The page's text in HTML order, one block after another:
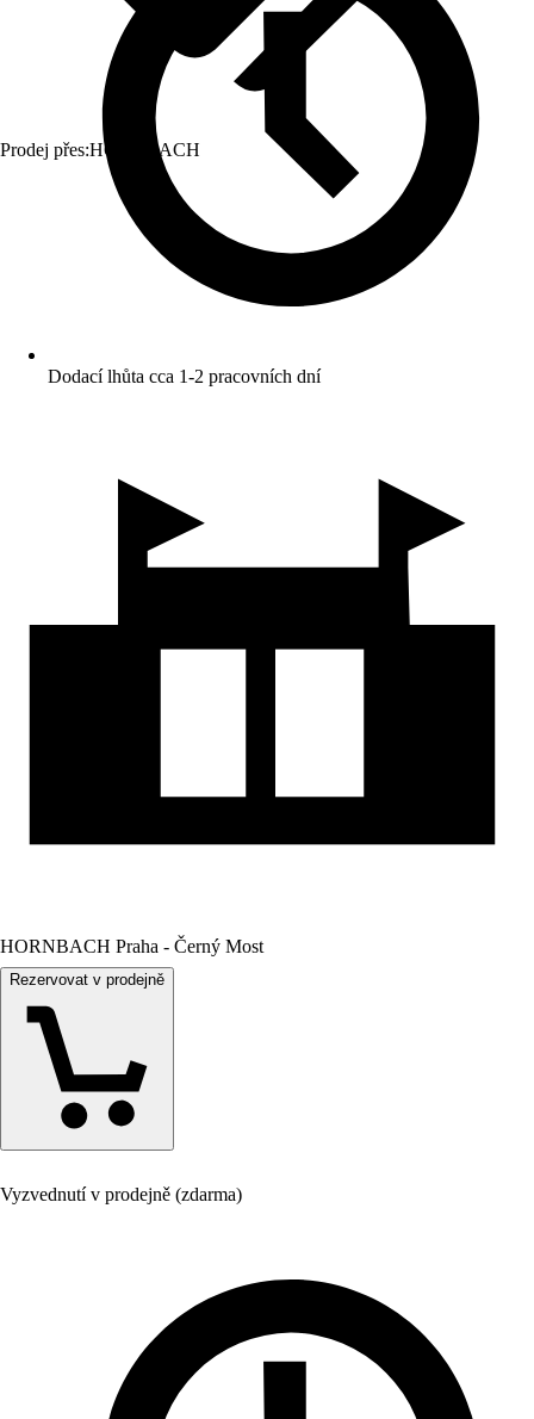
Prodej přes:HORNBACH
Dodací lhůta cca 1-2 pracovních dní
HORNBACH Praha - Černý Most
Rezervovat v prodejně
Vyzvednutí v prodejně (zdarma)